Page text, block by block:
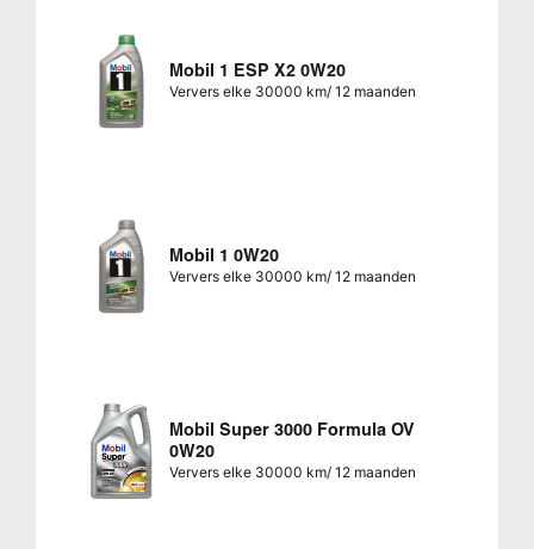
Mobil 1 ESP X2 0W20
Ververs elke 30000 km/ 12 maanden
Mobil 1 0W20
Ververs elke 30000 km/ 12 maanden
Mobil Super 3000 Formula OV
0W20
Ververs elke 30000 km/ 12 maanden